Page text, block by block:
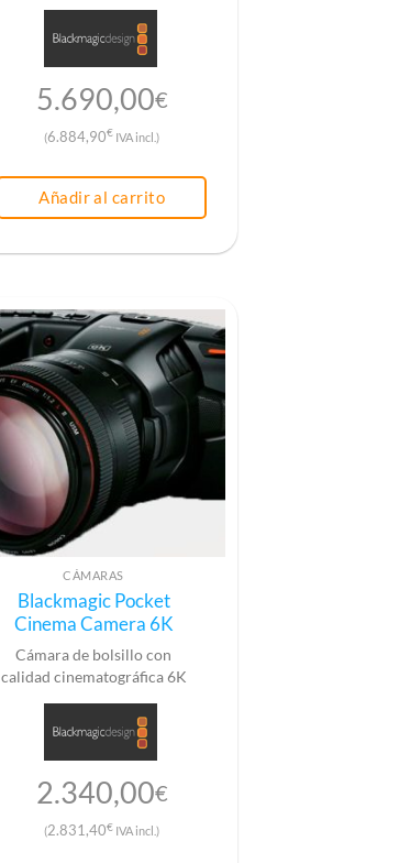
5.690,00€
(6.884,90€ IVA incl.)
Añadir al carrito
CÁMARAS
Blackmagic Pocket
Cinema Camera 6K
Cámara de bolsillo con
calidad cinematográfica 6K
2.340,00€
(2.831,40€ IVA incl.)